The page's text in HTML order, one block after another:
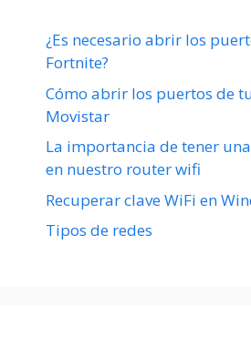
¿Es necesario abrir los
Fortnite?
Cómo abrir los puertos de
Movistar
La importancia de tener
en nuestro router wifi
Recuperar clave WiFi en
Tipos de redes